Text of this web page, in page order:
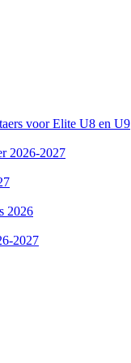
voor Elite U8 en U9
2026-2027
2026
2027